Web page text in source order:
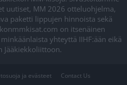
uutiset, MM 2026 otteluohjelma,
paketti lippujen hinnoista sekä
on itsenäinen
yhteyttä IIHF:ään eikä
Jääkiekkoliittoon.
ja evästeet Contact Us